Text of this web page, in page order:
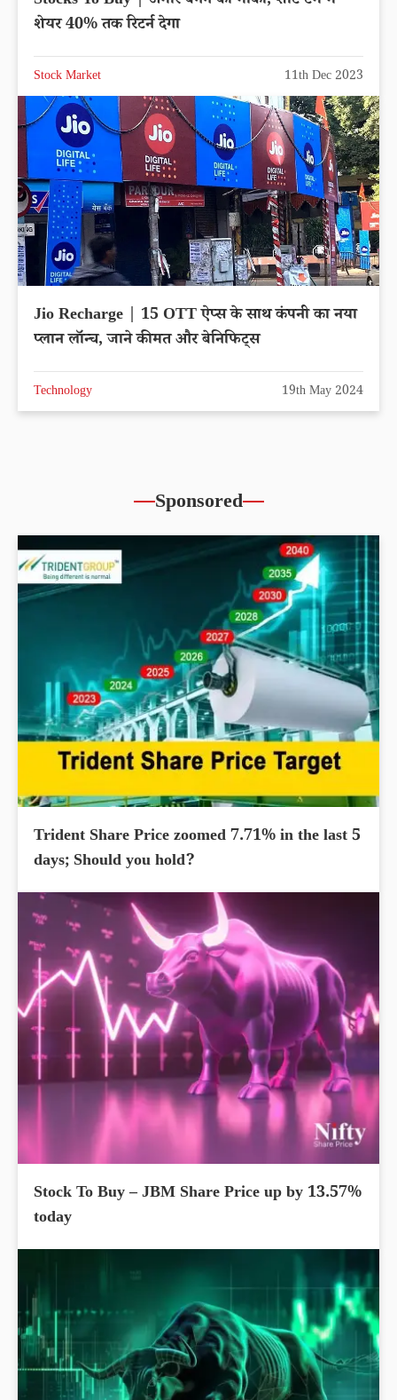
शेयर 40% तक रिटर्न देगा
Stock Market 11th Dec 2023
Jio Recharge | 15 OTT ऐप्स के साथ कंपनी का नया
प्लान लॉन्च, जाने कीमत और बेनिफिट्स
Technology 19th May 2024
Sponsored
Trident Share Price zoomed 7.71% in the last 5
days; Should you hold?
Stock To Buy – JBM Share Price up by 13.57%
today